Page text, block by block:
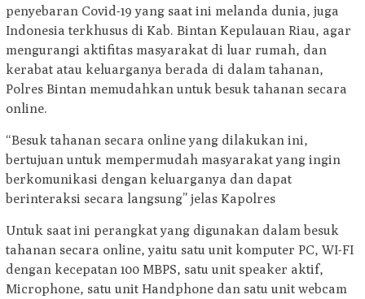
penyebaran Covid-19 yang saat ini melanda dunia, juga
Indonesia terkhusus di Kab. Bintan Kepulauan Riau, agar
mengurangi aktifitas masyarakat di luar rumah, dan
kerabat atau keluarganya berada di dalam tahanan,
Polres Bintan memudahkan untuk besuk tahanan secara
online.
“Besuk tahanan secara online yang dilakukan ini,
bertujuan untuk mempermudah masyarakat yang ingin
berkomunikasi dengan keluarganya dan dapat
berinteraksi secara langsung” jelas Kapolres
Untuk saat ini perangkat yang digunakan dalam besuk
tahanan secara online, yaitu satu unit komputer PC, WI-FI
dengan kecepatan 100 MBPS, satu unit speaker aktif,
Microphone, satu unit Handphone dan satu unit webcam